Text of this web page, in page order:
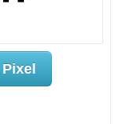
Pixel